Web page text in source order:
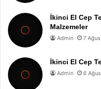
İkinci El Cep
Malzemeler
Admin 7
İkinci El Cep
Admin 6